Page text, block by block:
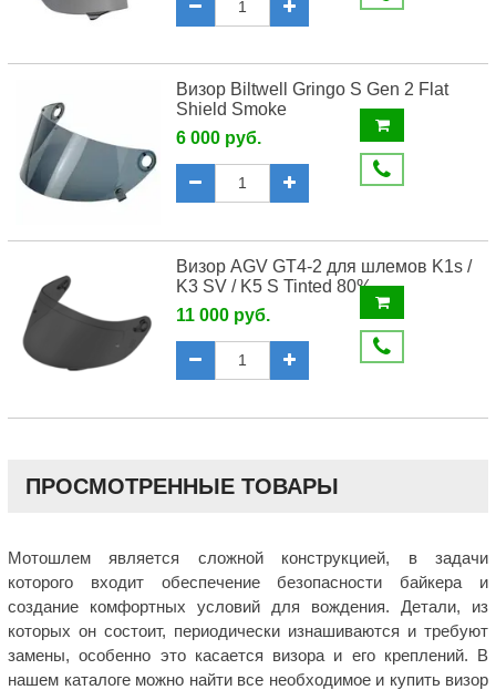
Визор Biltwell Gringo S Gen 2 Flat
Shield Smoke
6 000 руб.
Визор AGV GT4-2 для шлемов K1s /
K3 SV / K5 S Tinted 80%
11 000 руб.
ПРОСМОТРЕННЫЕ ТОВАРЫ
Мотошлем является сложной конструкцией, в задачи
которого входит обеспечение безопасности байкера и
создание комфортных условий для вождения. Детали, из
которых он состоит, периодически изнашиваются и требуют
замены, особенно это касается визора и его креплений. В
нашем каталоге можно найти все необходимое и купить визор